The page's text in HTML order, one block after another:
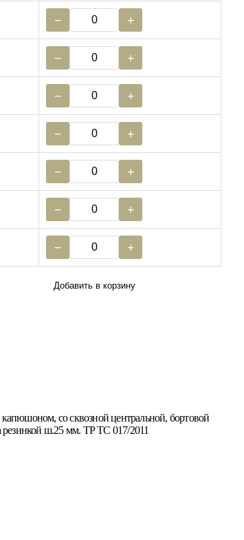
− +
− +
− +
− +
− +
− +
− +
Добавить в корзину
со сквозной центральной, бортовой
ш.25 мм. ТР ТС 017/2011